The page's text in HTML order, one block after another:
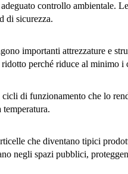
controllo ambientale.
di sicurezza.
importanti attrezzature e
perché riduce al minimo i
di funzionamento che lo
che diventano tipici
negli spazi pubblici,